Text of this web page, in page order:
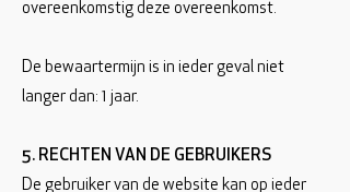
overeenkomstig deze overeenkomst.
De bewaartermijn is in ieder geval niet
langer dan: 1 jaar.
5. RECHTEN VAN DE GEBRUIKERS
De gebruiker van de website kan op ieder